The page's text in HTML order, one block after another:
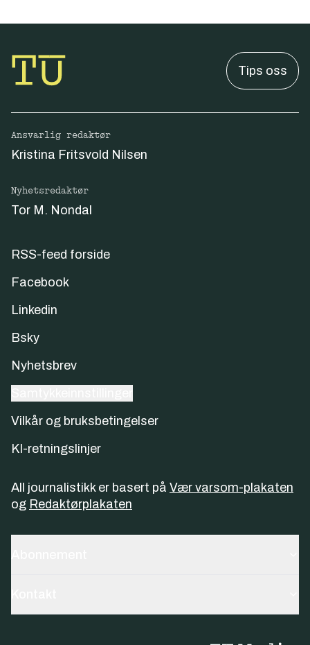
Tips oss
Ansvarlig redaktør
Kristina Fritsvold Nilsen
Nyhetsredaktør
Tor M. Nondal
RSS-feed forside
Facebook
Linkedin
Bsky
Nyhetsbrev
Vilkår og bruksbetingelser
KI-retningslinjer
All journalistikk er basert på Vær varsom-plakaten
og Redaktørplakaten